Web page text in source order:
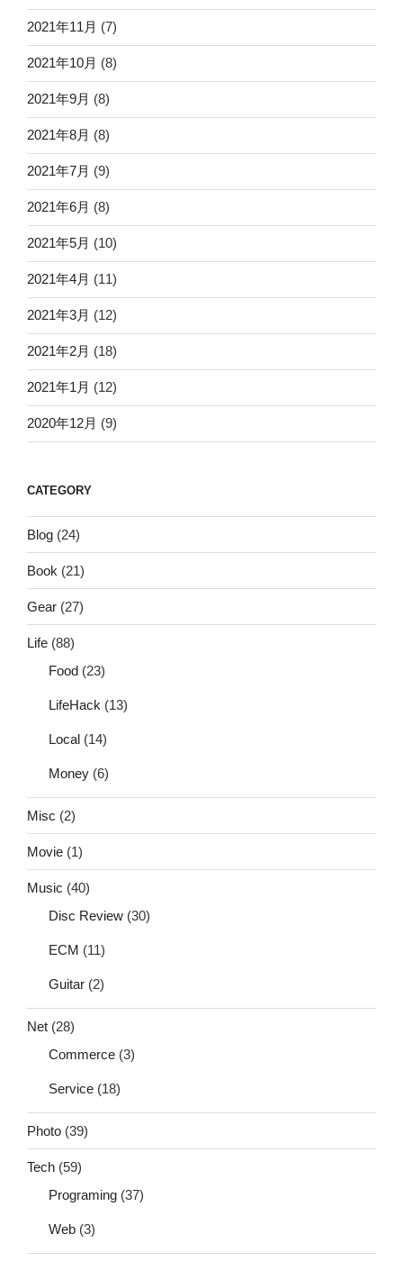
2021年11月 (7)
2021年10月 (8)
2021年9月 (8)
2021年8月 (8)
2021年7月 (9)
2021年6月 (8)
2021年5月 (10)
2021年4月 (11)
2021年3月 (12)
2021年2月 (18)
2021年1月 (12)
2020年12月 (9)
CATEGORY
Blog (24)
Book (21)
Gear (27)
Life (88)
Food (23)
LifeHack (13)
Local (14)
Money (6)
Misc (2)
Movie (1)
Music (40)
Disc Review (30)
ECM (11)
Guitar (2)
Net (28)
Commerce (3)
Service (18)
Photo (39)
Tech (59)
Programing (37)
Web (3)